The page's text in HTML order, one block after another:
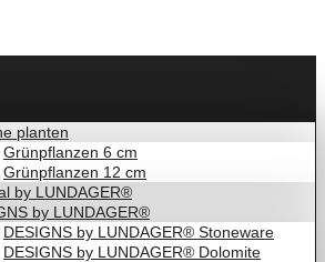
planten
Grünpflanzen 6 cm
Grünpflanzen 12 cm
by LUNDAGER®
by LUNDAGER®
DESIGNS by LUNDAGER® Stoneware
DESIGNS by LUNDAGER® Dolomite